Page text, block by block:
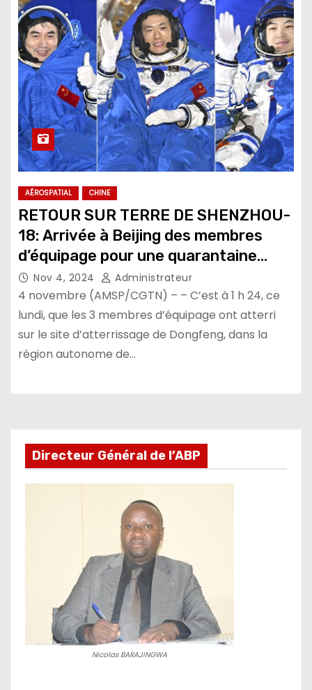
AÉROSPATIAL CHINE
RETOUR SUR TERRE DE SHENZHOU-
18: Arrivée à Beijing des membres
d’équipage pour une quarantaine
médicale et un bilan de santé
Nov 4, 2024 Administrateur
4 novembre (AMSP/CGTN) – – C’est à 1 h 24, ce
lundi, que les 3 membres d’équipage ont atterri
sur le site d’atterrissage de Dongfeng, dans la
région autonome de…
Directeur Général de l’ABP
Nicolas BARAJINGWA